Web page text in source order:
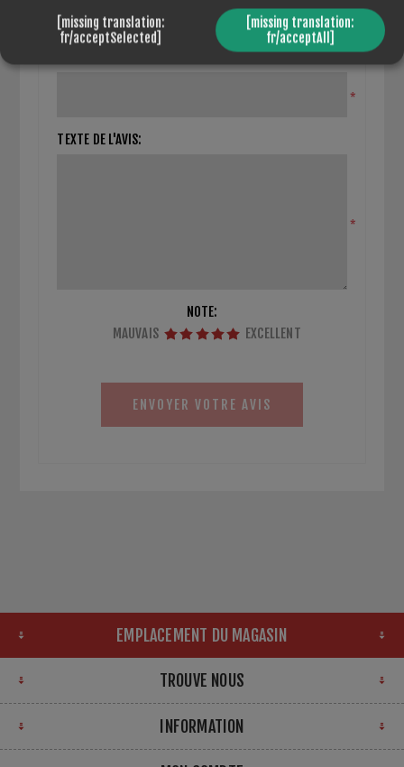
Seuls les utilisateurs enregistrés peuvent saisir des
*
TEXTE DE L'AVIS:
*
NOTE:
MAUVAIS
EXCELLENT
ENVOYER VOTRE AVIS
EMPLACEMENT DU MAGASIN
TROUVE NOUS
INFORMATION
[missing translation:
fr/acceptSelected]
[missing translation:
fr/acceptAll]